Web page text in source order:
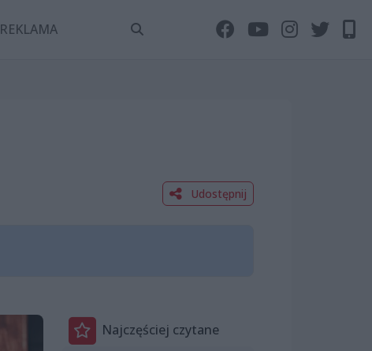
REKLAMA
Udostępnij
Najczęściej czytane